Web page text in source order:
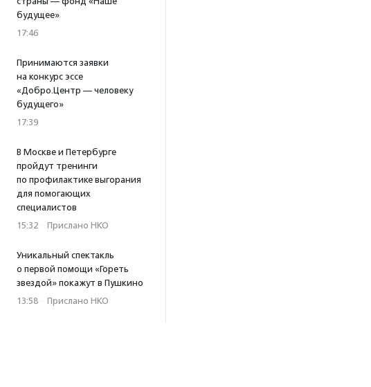
будущее»
17:46
Принимаются заявки
на конкурс эссе
«Добро.Центр — человеку
будущего»
17:39
В Москве и Петербурге
пройдут тренинги
по профилактике выгорания
для помогающих
специалистов
15:32 · Прислано НКО
Уникальный спектакль
о первой помощи «Гореть
звездой» покажут в Пушкино
13:58 · Прислано НКО